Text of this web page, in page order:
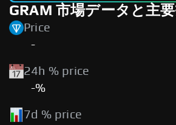
GRAM 市場データと主
Price
-
24h % price
-%
7d % price